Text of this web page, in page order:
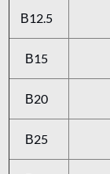
В12.5
В15
В20
В25